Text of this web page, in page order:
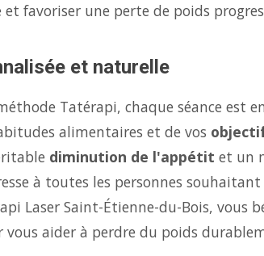
favoriser une perte de poids
et naturelle
Tatérapi, chaque séance est
alimentaires et de vos
diminution de l'appétit et un
à toutes les personnes
Laser Saint-Étienne-du-Bois, vous
vous aider à perdre du poids